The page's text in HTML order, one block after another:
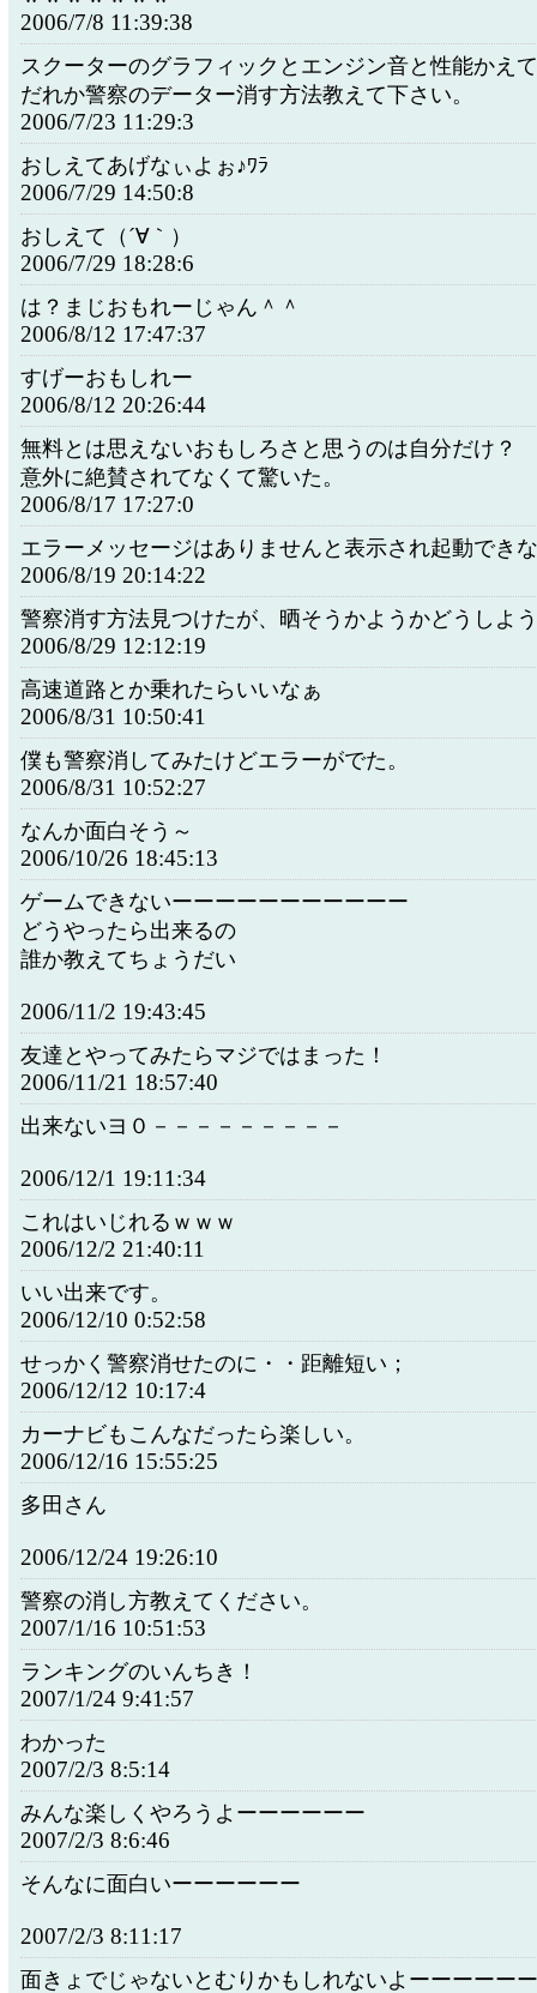
2006/7/8 11:39:38
スクーターのグラフィックとエンジン音と性能かえ
だれか警察のデーター消す方法教えて下さい。
2006/7/23 11:29:3
おしえてあげなぃよぉ♪ﾜﾗ
2006/7/29 14:50:8
おしえて（´∀｀）
2006/7/29 18:28:6
は？まじおもれーじゃん＾＾
2006/8/12 17:47:37
すげーおもしれー
2006/8/12 20:26:44
無料とは思えないおもしろさと思うのは自分だけ？
意外に絶賛されてなくて驚いた。
2006/8/17 17:27:0
エラーメッセージはありませんと表示され起動でき
2006/8/19 20:14:22
警察消す方法見つけたが、晒そうかようかどうしよ
2006/8/29 12:12:19
高速道路とか乗れたらいいなぁ
2006/8/31 10:50:41
僕も警察消してみたけどエラーがでた。
2006/8/31 10:52:27
なんか面白そう～
2006/10/26 18:45:13
ゲームできないーーーーーーーーーーー
どうやったら出来るの
誰か教えてちょうだい
2006/11/2 19:43:45
友達とやってみたらマジではまった！
2006/11/21 18:57:40
出来ないヨ０－－－－－－－－－
2006/12/1 19:11:34
これはいじれるｗｗｗ
2006/12/2 21:40:11
いい出来です。
2006/12/10 0:52:58
せっかく警察消せたのに・・距離短い；
2006/12/12 10:17:4
カーナビもこんなだったら楽しい。
2006/12/16 15:55:25
多田さん
2006/12/24 19:26:10
警察の消し方教えてください。
2007/1/16 10:51:53
ランキングのいんちき！
2007/1/24 9:41:57
わかった
2007/2/3 8:5:14
みんな楽しくやろうよーーーーーー
2007/2/3 8:6:46
そんなに面白いーーーーーー
2007/2/3 8:11:17
面きょでじゃないとむりかもしれないよーーーーー